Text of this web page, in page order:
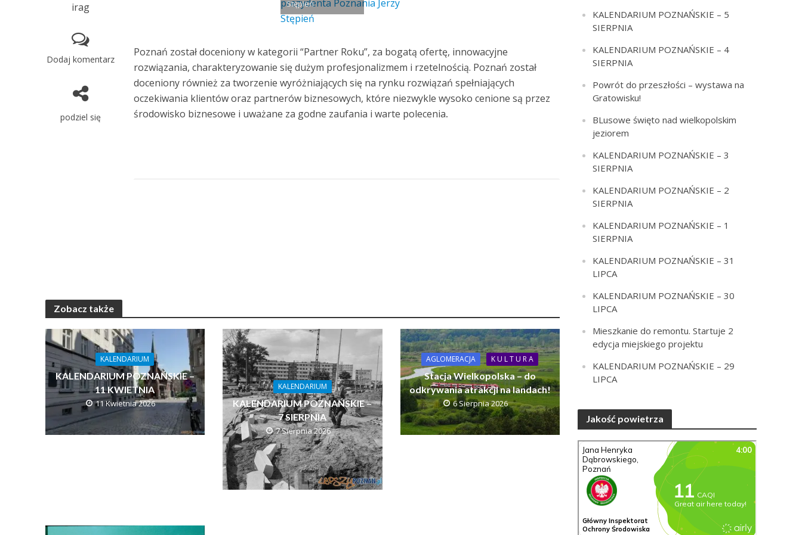
irag
Dodaj komentarz
podziel się
Stępień
Poznań został doceniony w kategorii “Partner Roku”, za bogatą ofertę, innowacyjne
rozwiązania, charakteryzowanie się dużym profesjonalizmem i rzetelnością. Poznań został
doceniony również za tworzenie wyróżniających się na rynku rozwiązań spełniających
oczekiwania klientów oraz partnerów biznesowych, które niezwykle wysoko cenione są przez
środowisko biznesowe i uważane za godne zaufania i warte polecenia.
Zobacz także
KALENDARIUM
KALENDARIUM POZNAŃSKIE –
11 KWIETNIA
11 Kwietnia 2026
KALENDARIUM
KALENDARIUM POZNAŃSKIE –
7 SIERPNIA
7 Sierpnia 2026
AGLOMERACJA K U L T U R A
Stacja Wielkopolska – do
odkrywania atrakcji na landach!
6 Sierpnia 2026
KALENDARIUM POZNAŃSKIE – 5
SIERPNIA
KALENDARIUM POZNAŃSKIE – 4
SIERPNIA
Powrót do przeszłości – wystawa na
Gratowisku!
BLusowe święto nad wielkopolskim
jeziorem
KALENDARIUM POZNAŃSKIE – 3
SIERPNIA
KALENDARIUM POZNAŃSKIE – 2
SIERPNIA
KALENDARIUM POZNAŃSKIE – 1
SIERPNIA
KALENDARIUM POZNAŃSKIE – 31
LIPCA
KALENDARIUM POZNAŃSKIE – 30
LIPCA
Mieszkanie do remontu. Startuje 2
edycja miejskiego projektu
KALENDARIUM POZNAŃSKIE – 29
LIPCA
Jakość powietrza